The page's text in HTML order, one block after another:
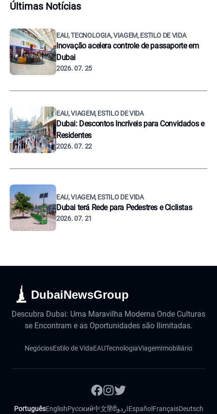
Últimas Notícias
EAU, TECNOLOGIA, VIAGEM, ESTILO DE VIDA
Inovação acelera controle de passaporte em
Dubai
2026. 07. 25
EAU, VIAGEM, ESTILO DE VIDA
Dubai: Descontos Incríveis para Convidados e
Residentes
2026. 07. 22
EAU, VIAGEM, ESTILO DE VIDA
Dubai terá Rede para Pedestres e Ciclistas
2026. 07. 21
DubaiNewsGroup
Descubra Dubai: Uma Maravilha Moderna Onde Culturas
se Encontram e as Oportunidades são Ilimitadas.
NegóciosEstilo de VidaEAUTecnologiaViagemImobiliário
PortuguêsEnglishРусский中文हिंदीاردوEspañol FrançaisDeutsch